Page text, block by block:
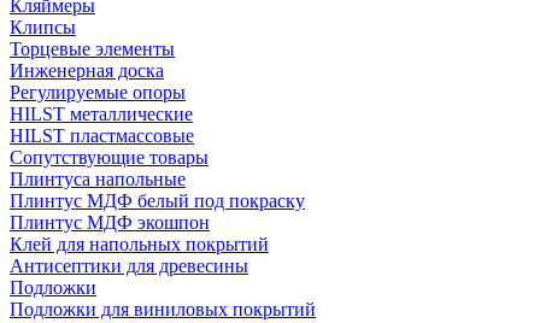
Кляймеры
Клипсы
Торцевые элементы
Инженерная доска
Регулируемые опоры
HILST металлические
HILST пластмассовые
Сопутствующие товары
Плинтуса напольные
Плинтус МДФ белый под покраску
Плинтус МДФ экошпон
Клей для напольных покрытий
Антисептики для древесины
Подложки
Подложки для виниловых покрытий